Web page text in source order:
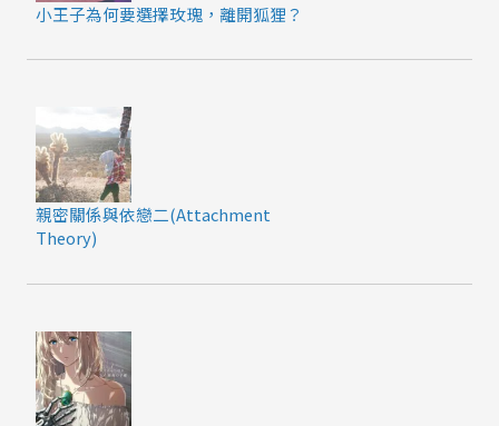
小王子為何要選擇玫瑰，離開狐狸？
親密關係與依戀二(Attachment
Theory)